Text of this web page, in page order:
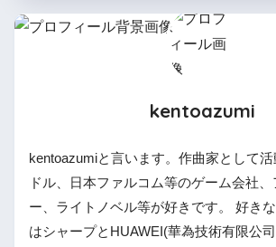
kentoazumi
kentoazumiと言います。作曲家として
ドル、日本ファルコム等のゲーム会社
ー、ライトノベル等が好きです。 好き
はシャープとHUAWEI(華為技術有限公